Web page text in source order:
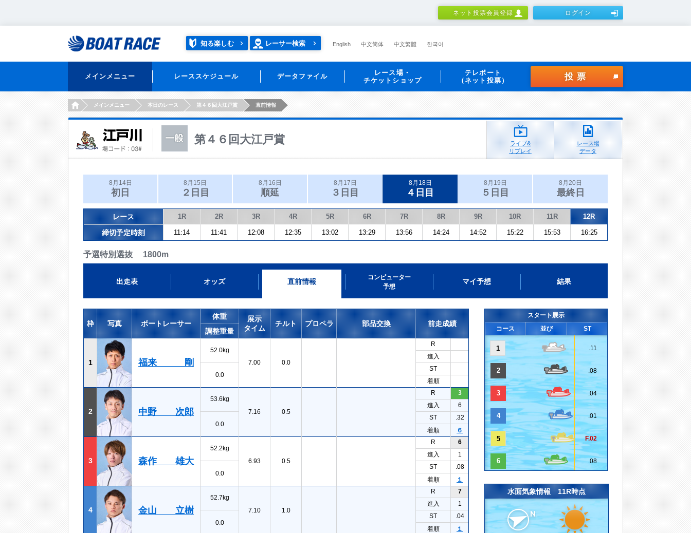
ネット投票会員登録 ログイン
知る楽しむ レーサー検索 English 中文简体 中文繁體 한국어
メインメニュー レーススケジュール データファイル
レース場・
チケットショップ
テレボート
（ネット投票）
投票
HOMEメインメニュー 本日のレース 第４６回大江戸賞 直前情報
第４６回大江戸賞
ライブ&
リプレイ
レース場
データ
8月14日
初日
8月15日
２日目
8月16日
順延
8月17日
３日目
8月18日
４日目
8月19日
５日目
8月20日
最終日
レース 1R 2R 3R 4R 5R 6R 7R 8R 9R 10R 11R 12R
締切予定時刻 11:14 11:41 12:08 12:35 13:02 13:29 13:56 14:24 14:52 15:22 15:53 16:25
予選特別選抜 1800m
出走表 オッズ 直前情報
コンピューター
予想
マイ予想 結果
枠 写真 ボートレーサー
体重
展示
タイム
チルト プロペラ 部品交換
前走成績
調整重量
1 福来 剛
52.0kg
7.00
0.0
R
進入
0.0
ST
着順
2 中野 次郎
53.6kg
7.16
0.5
R
3
進入
6
0.0
ST
.32
着順
６
3 森作 雄大
52.2kg
6.93
0.5
R
6
進入
1
0.0
ST
.08
着順
１
4 金山 立樹
52.7kg
7.10
1.0
R
7
進入
1
0.0
ST
.04
着順
１
スタート展示
コース
並び ST
1 .11
2 .08
3 .04
4 .01
5 F.02
6 .08
水面気象情報 11R時点